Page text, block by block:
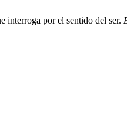
interroga por el sentido del ser.